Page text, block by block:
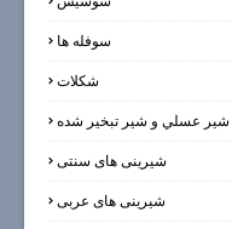
سوفله ها
شکلات
شير عسلي و شير تبخير شده
شیرینی های سنتی
شیرینی های عربی